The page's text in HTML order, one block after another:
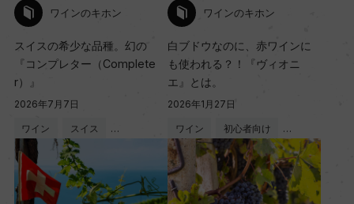
ワインのキホン
スイスの希少な品種。幻の
『コンプレター（Complete
r）』
2026年7月7日
ワイン スイス …
ワインのキホン
白ブドウなのに、赤ワインに
も使われる？！『ヴィオニ
エ』とは。
2026年1月27日
ワイン 初心者向け …